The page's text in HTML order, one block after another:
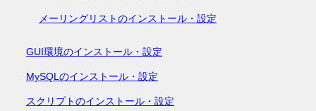
メーリングリストのインストール・設定
GUI環境のインストール・設定
MySQLのインストール・設定
スクリプトのインストール・設定